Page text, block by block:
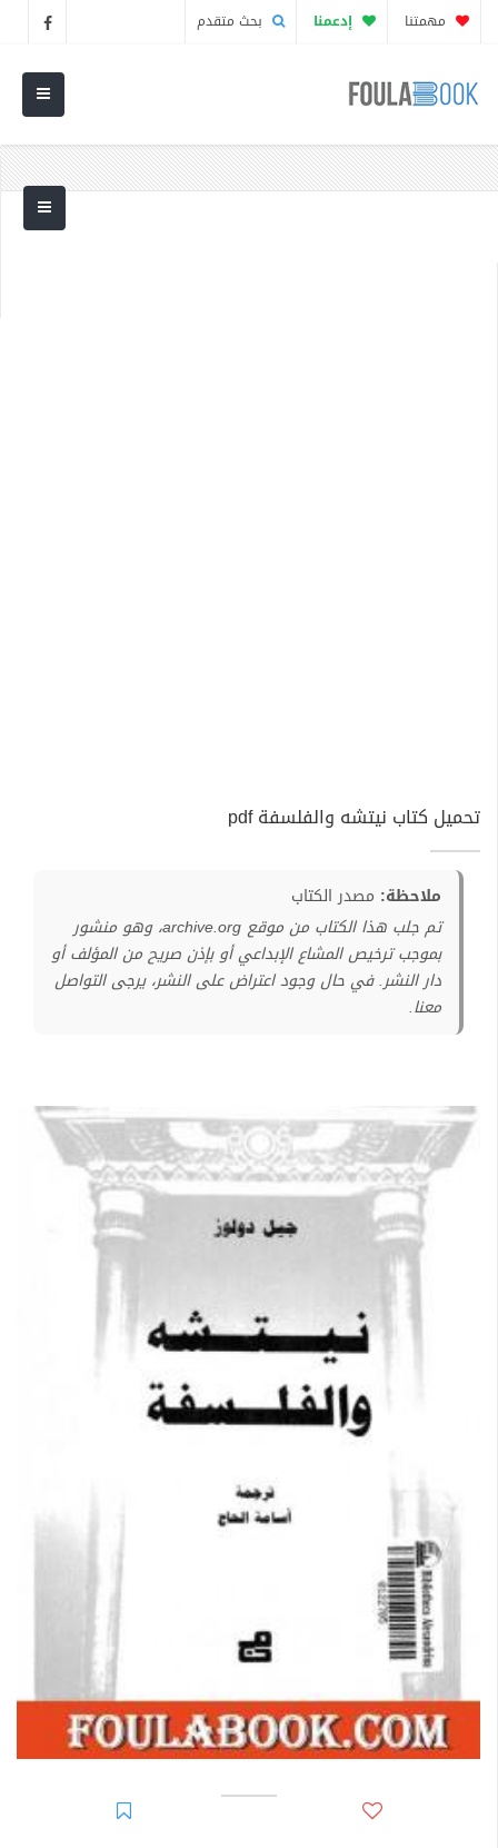
مهمتنا إدعمنا بحث متقدم
تحميل كتاب نيتشه والفلسفة pdf
ملاحظة: مصدر الكتاب
تم جلب هذا الكتاب من موقع archive.org، وهو منشور
بموجب ترخيص المشاع الإبداعي أو بإذن صريح من المؤلف أو
دار النشر. في حال وجود اعتراض على النشر، يرجى التواصل
معنا.